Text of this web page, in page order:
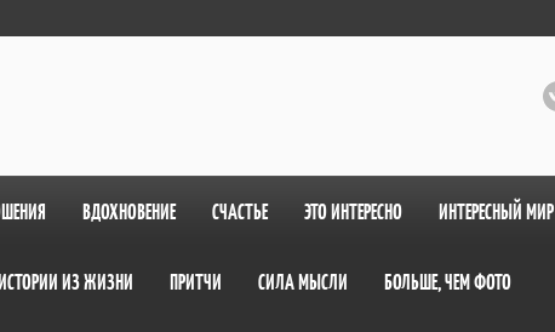
ВДОХНОВЕНИЕ СЧАСТЬЕ ЭТО ИНТЕРЕСНО ИНТЕРЕСНЫЙ МИР
ИЗ ЖИЗНИ ПРИТЧИ СИЛА МЫСЛИ БОЛЬШЕ, ЧЕМ ФОТО